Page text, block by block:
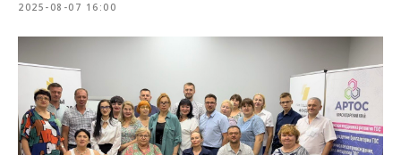
2025-08-07 16:00